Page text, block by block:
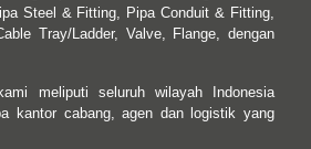
Steel & Fitting, Pipa Conduit & Fitting,
Tray/Ladder, Valve, Flange, dengan
meliputi seluruh wilayah Indonesia
kantor cabang, agen dan logistik yang